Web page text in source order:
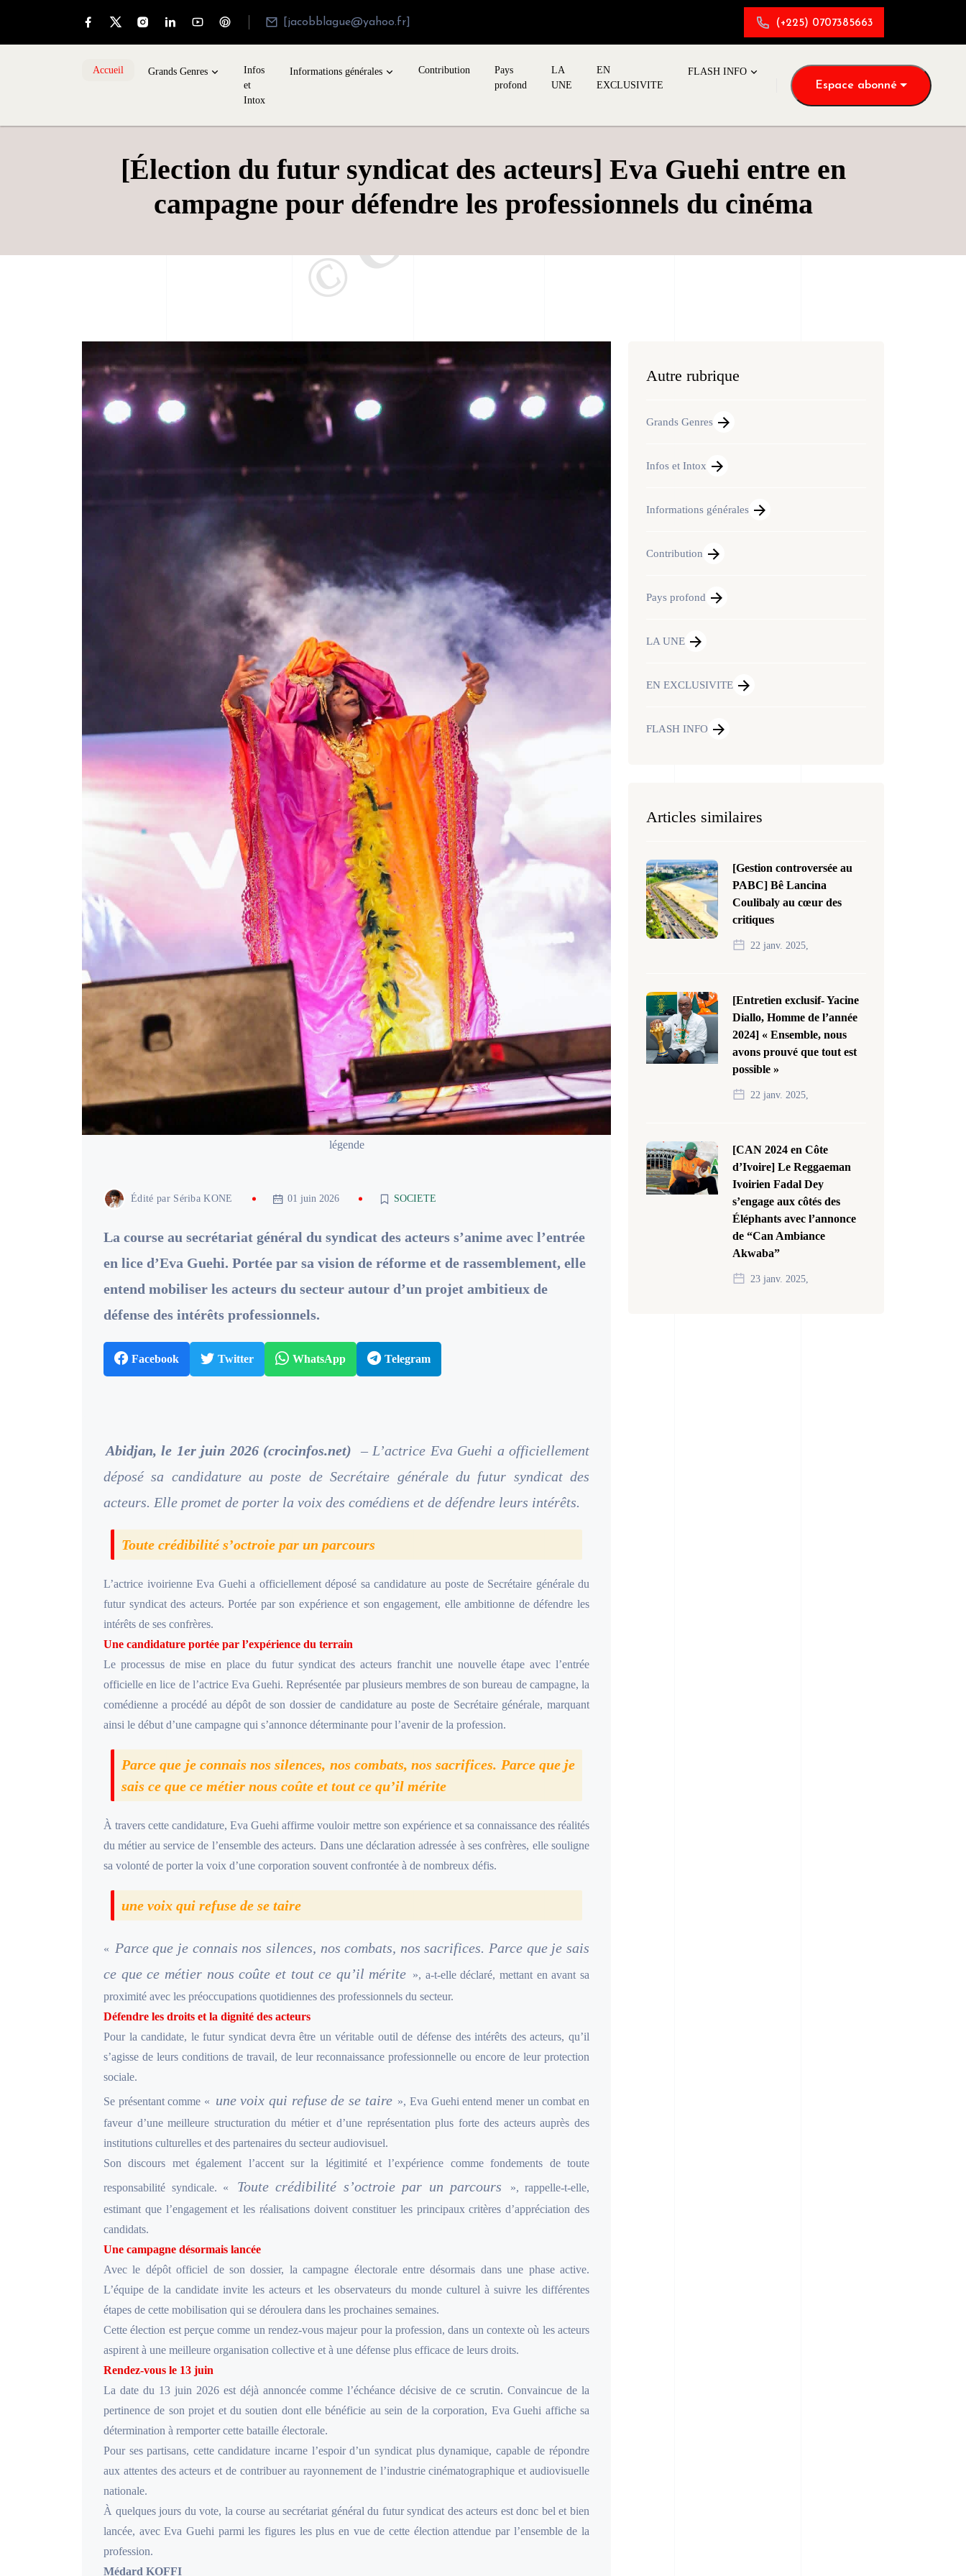
[jacobblague@yahoo.fr] (+225) 0707385663
Accueil Grands Genres
Infos
et
Intox
Informations générales Contribution
Pays
profond
LA
UNE
EN
EXCLUSIVITE
FLASH INFO
Espace abonné
[Élection du futur syndicat des acteurs] Eva Guehi entre en
campagne pour défendre les professionnels du cinéma
légende
Édité par Sériba KONE 01 juin 2026 SOCIETE
La course au secrétariat général du syndicat des acteurs s’anime avec l’entrée
en lice d’Eva Guehi. Portée par sa vision de réforme et de rassemblement, elle
entend mobiliser les acteurs du secteur autour d’un projet ambitieux de
défense des intérêts professionnels.
Facebook Twitter WhatsApp Telegram
Abidjan, le 1er juin 2026 (crocinfos.net)
– L’actrice Eva Guehi a officiellement
déposé sa candidature au poste de Secrétaire générale du futur syndicat des
acteurs. Elle promet de porter la voix des comédiens et de défendre leurs intérêts.
Toute crédibilité s’octroie par un parcours
L’actrice ivoirienne Eva Guehi a officiellement déposé sa candidature au poste de Secrétaire générale du
futur syndicat des acteurs. Portée par son expérience et son engagement, elle ambitionne de défendre les
intérêts de ses confrères.
Une candidature portée par l’expérience du terrain
Le processus de mise en place du futur syndicat des acteurs franchit une nouvelle étape avec l’entrée
officielle en lice de l’actrice Eva Guehi. Représentée par plusieurs membres de son bureau de campagne, la
comédienne a procédé au dépôt de son dossier de candidature au poste de Secrétaire générale, marquant
ainsi le début d’une campagne qui s’annonce déterminante pour l’avenir de la profession.
Parce que je connais nos silences, nos combats, nos sacrifices. Parce que je
sais ce que ce métier nous coûte et tout ce qu’il mérite
À travers cette candidature, Eva Guehi affirme vouloir mettre son expérience et sa connaissance des réalités
du métier au service de l’ensemble des acteurs. Dans une déclaration adressée à ses confrères, elle souligne
sa volonté de porter la voix d’une corporation souvent confrontée à de nombreux défis.
une voix qui refuse de se taire
« Parce que je connais nos silences, nos combats, nos sacrifices. Parce que je sais
ce que ce métier nous coûte et tout ce qu’il mérite », a-t-elle déclaré, mettant en avant sa
proximité avec les préoccupations quotidiennes des professionnels du secteur.
Défendre les droits et la dignité des acteurs
Pour la candidate, le futur syndicat devra être un véritable outil de défense des intérêts des acteurs, qu’il
s’agisse de leurs conditions de travail, de leur reconnaissance professionnelle ou encore de leur protection
sociale.
Se présentant comme « une voix qui refuse de se taire », Eva Guehi entend mener un combat en
faveur d’une meilleure structuration du métier et d’une représentation plus forte des acteurs auprès des
institutions culturelles et des partenaires du secteur audiovisuel.
Son discours met également l’accent sur la légitimité et l’expérience comme fondements de toute
responsabilité syndicale. «
Toute crédibilité s’octroie par un parcours
», rappelle-t-elle,
estimant que l’engagement et les réalisations doivent constituer les principaux critères d’appréciation des
candidats.
Une campagne désormais lancée
Avec le dépôt officiel de son dossier, la campagne électorale entre désormais dans une phase active.
L’équipe de la candidate invite les acteurs et les observateurs du monde culturel à suivre les différentes
étapes de cette mobilisation qui se déroulera dans les prochaines semaines.
Cette élection est perçue comme un rendez-vous majeur pour la profession, dans un contexte où les acteurs
aspirent à une meilleure organisation collective et à une défense plus efficace de leurs droits.
Rendez-vous le 13 juin
La date du 13 juin 2026 est déjà annoncée comme l’échéance décisive de ce scrutin. Convaincue de la
pertinence de son projet et du soutien dont elle bénéficie au sein de la corporation, Eva Guehi affiche sa
détermination à remporter cette bataille électorale.
Pour ses partisans, cette candidature incarne l’espoir d’un syndicat plus dynamique, capable de répondre
aux attentes des acteurs et de contribuer au rayonnement de l’industrie cinématographique et audiovisuelle
nationale.
À quelques jours du vote, la course au secrétariat général du futur syndicat des acteurs est donc bel et bien
lancée, avec Eva Guehi parmi les figures les plus en vue de cette élection attendue par l’ensemble de la
profession.
Médard KOFFI
Autre rubrique
Grands Genres
Infos et Intox
Informations générales
Contribution
Pays profond
LA UNE
EN EXCLUSIVITE
FLASH INFO
Articles similaires
[Gestion controversée au
PABC] Bê Lancina
Coulibaly au cœur des
critiques
22 janv. 2025,
[Entretien exclusif- Yacine
Diallo, Homme de l’année
2024] « Ensemble, nous
avons prouvé que tout est
possible »
22 janv. 2025,
[CAN 2024 en Côte
d’Ivoire] Le Reggaeman
Ivoirien Fadal Dey
s’engage aux côtés des
Éléphants avec l’annonce
de “Can Ambiance
Akwaba”
23 janv. 2025,